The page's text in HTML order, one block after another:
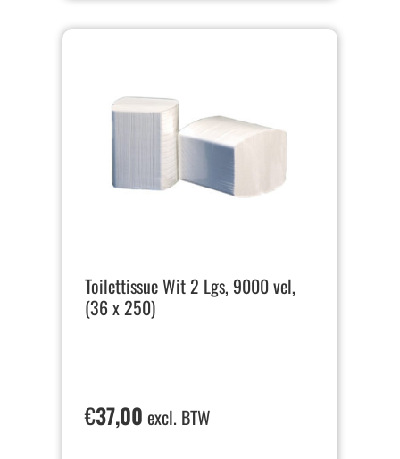
Toilettissue Wit 2 Lgs, 9000 vel,
(36 x 250)
€37,00 excl. BTW